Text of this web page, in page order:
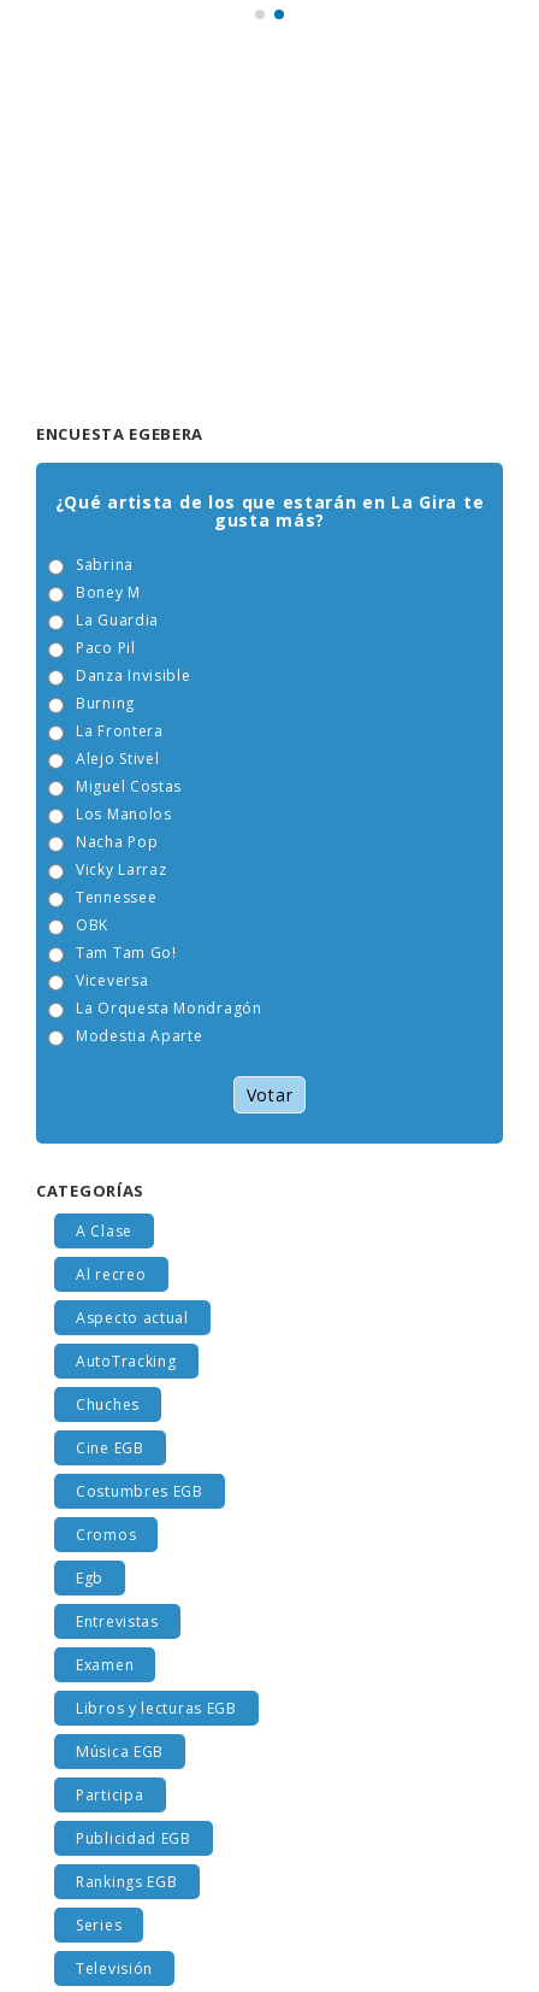
ENCUESTA EGEBERA
¿Qué artista de los que estarán en La Gira te
gusta más?
Sabrina
Boney M
La Guardia
Paco Pil
Danza Invisible
Burning
La Frontera
Alejo Stivel
Miguel Costas
Los Manolos
Nacha Pop
Vicky Larraz
Tennessee
OBK
Tam Tam Go!
Viceversa
La Orquesta Mondragón
Modestia Aparte
Votar
CATEGORÍAS
A Clase
Al recreo
Aspecto actual
AutoTracking
Chuches
Cine EGB
Costumbres EGB
Cromos
Egb
Entrevistas
Examen
Libros y lecturas EGB
Música EGB
Participa
Publicidad EGB
Rankings EGB
Series
Televisión